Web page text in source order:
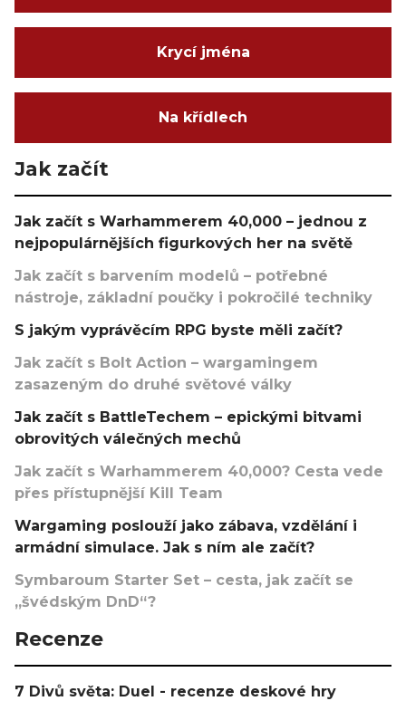
Krycí jména
Na křídlech
Jak začít
Jak začít s Warhammerem 40,000 – jednou z
nejpopulárnějších figurkových her na světě
Jak začít s barvením modelů – potřebné
nástroje, základní poučky i pokročilé techniky
S jakým vyprávěcím RPG byste měli začít?
Jak začít s Bolt Action – wargamingem
zasazeným do druhé světové války
Jak začít s BattleTechem – epickými bitvami
obrovitých válečných mechů
Jak začít s Warhammerem 40,000? Cesta vede
přes přístupnější Kill Team
Wargaming poslouží jako zábava, vzdělání i
armádní simulace. Jak s ním ale začít?
Symbaroum Starter Set – cesta, jak začít se
„švédským DnD“?
Recenze
7 Divů světa: Duel - recenze deskové hry